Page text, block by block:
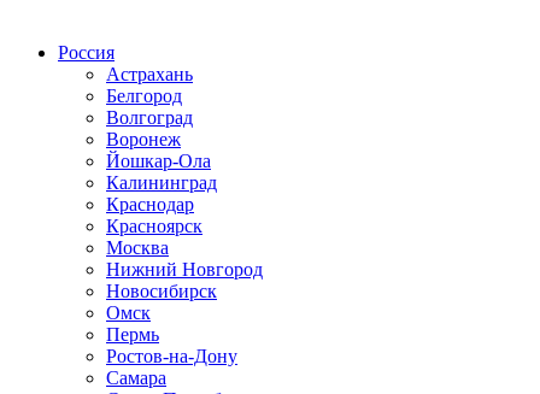
Россия
Астрахань
Белгород
Волгоград
Воронеж
Йошкар-Ола
Калининград
Краснодар
Красноярск
Москва
Нижний Новгород
Новосибирск
Омск
Пермь
Ростов-на-Дону
Самара